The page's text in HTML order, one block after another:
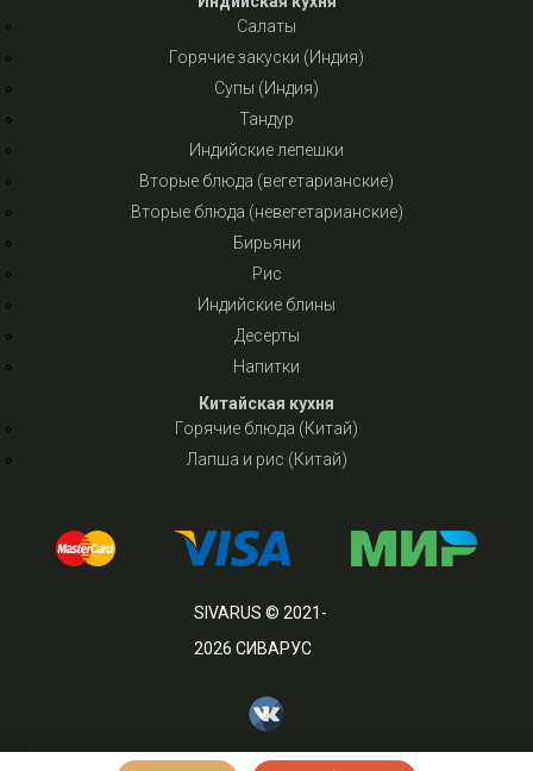
Салаты
Горячие закуски (Индия)
Супы (Индия)
Тандур
Индийские лепешки
Вторые блюда (вегетарианские)
Вторые блюда (невегетарианские)
Бирьяни
Рис
Индийские блины
Десерты
Напитки
Китайская кухня
Горячие блюда (Китай)
Лапша и рис (Китай)
SIVARUS © 2021-
2026 СИВАРУС